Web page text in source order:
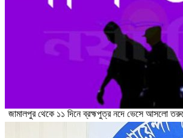
জামালপুর থেকে ১১ দিনে ব্রহ্মপুত্র নদে ভেসে আসলো